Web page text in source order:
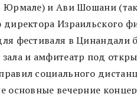
Юрмале) и Ави Шошани
директора Израильского
фестиваля в Цинандали
и амфитеатр под
социального
основные вечерние